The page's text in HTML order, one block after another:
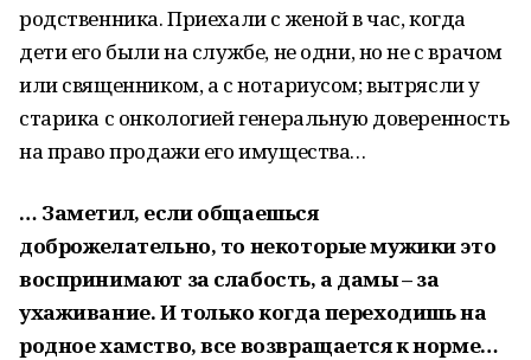
родственника. Приехали с женой в час, когда
дети его были на службе, не одни, но не с врачом
или священником, а с нотариусом; вытрясли у
старика с онкологией генеральную доверенность
на право продажи его имущества…
… Заметил, если общаешься
доброжелательно, то некоторые мужики это
воспринимают за слабость, а дамы – за
ухаживание. И только когда переходишь на
родное хамство, все возвращается к норме…